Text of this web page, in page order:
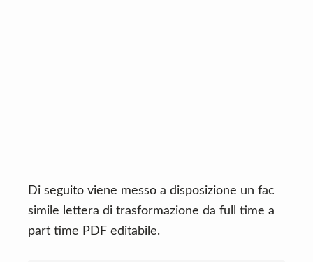
Di seguito viene messo a disposizione un fac
simile lettera di trasformazione da full time a
part time PDF editabile.